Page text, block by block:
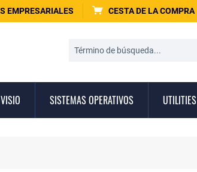
EMPRESARIALES CESTA DE LA COMPRA
SISTEMAS OPERATIVOS UTILITIES